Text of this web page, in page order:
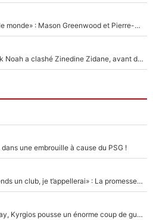
«La porte est ouverte pour tout le monde» : Mason Greenwood et Pierre-Emerick Aubameyang ont quitté l'OM, Amine Gouiri balance sur la suite du mercato et sur la réaction du vestiaire !
«Ça pue du c*l» : Quand Yannick Noah a clashé Zinedine Zidane, avant de se faire recadrer par le nouveau sélectionneur de l'équipe de France !
une embrouille à cause du PSG !
Mercato - OM - «Dès que je prends un club, je t’appellerai» : La promesse de Marcelino au moment de claquer la porte
Victime de racisme contre Murray, Kyrgios pousse un énorme coup de gueule !